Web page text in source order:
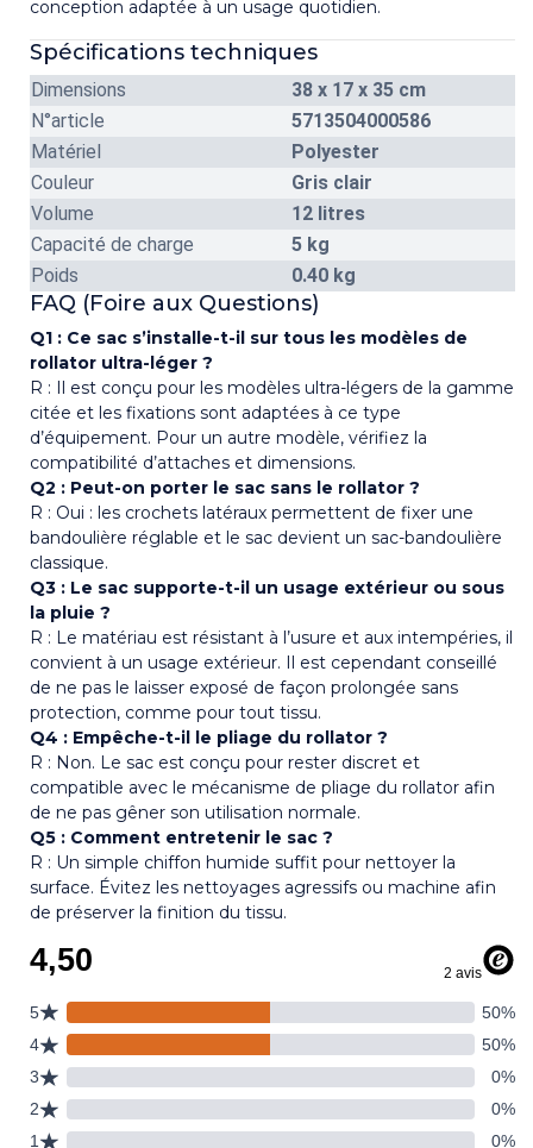
conception adaptée à un usage quotidien.
Spécifications techniques
Dimensions
38 x 17 x 35 cm
N°article
5713504000586
Matériel
Polyester
Couleur
Gris clair
Volume
12 litres
Capacité de charge
5 kg
Poids
0.40 kg
FAQ (Foire aux Questions)
Q1 : Ce sac s’installe-t-il sur tous les modèles de
rollator ultra-léger ?
R : Il est conçu pour les modèles ultra-légers de la gamme
citée et les fixations sont adaptées à ce type
d’équipement. Pour un autre modèle, vérifiez la
compatibilité d’attaches et dimensions.
Q2 : Peut-on porter le sac sans le rollator ?
R : Oui : les crochets latéraux permettent de fixer une
bandoulière réglable et le sac devient un sac-bandoulière
classique.
Q3 : Le sac supporte-t-il un usage extérieur ou sous
la pluie ?
R : Le matériau est résistant à l’usure et aux intempéries, il
convient à un usage extérieur. Il est cependant conseillé
de ne pas le laisser exposé de façon prolongée sans
protection, comme pour tout tissu.
Q4 : Empêche-t-il le pliage du rollator ?
R : Non. Le sac est conçu pour rester discret et
compatible avec le mécanisme de pliage du rollator afin
de ne pas gêner son utilisation normale.
Q5 : Comment entretenir le sac ?
R : Un simple chiffon humide suffit pour nettoyer la
surface. Évitez les nettoyages agressifs ou machine afin
de préserver la finition du tissu.